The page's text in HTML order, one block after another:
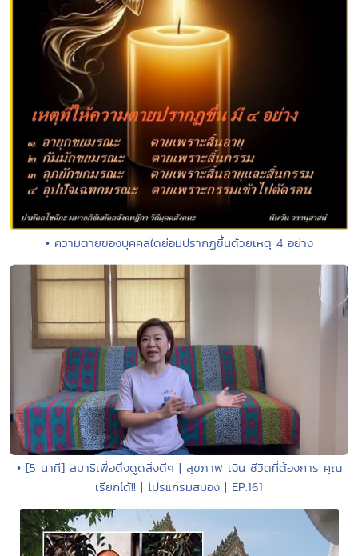
• ความตายของบุคคลใดย่อมปรากฏขึ้นด้วยเหตุ 4 อย่าง
• [5 นาที] สมาธิเพื่อดึงดูดสิ่งดีๆ | สุขภาพ เงิน ชีวิตที่ต้องการ คุณ
เรียกได้!! | โปรแกรมสมอง | EP.161